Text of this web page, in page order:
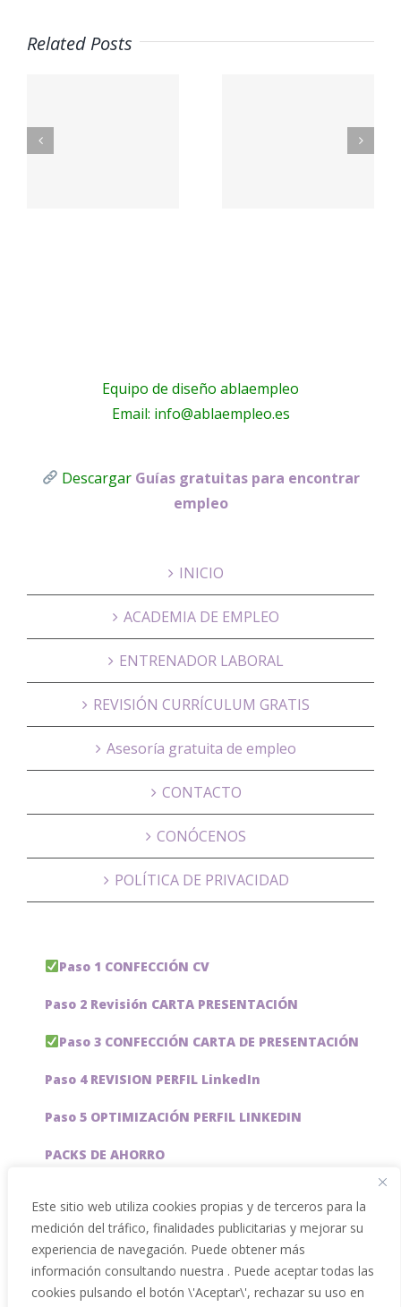
Este sitio web utiliza cookies propias y de terceros para la
medición del tráfico, finalidades publicitarias y mejorar su
experiencia de navegación. Puede obtener más
información consultando nuestra . Puede aceptar todas las
cookies pulsando el botón \'Aceptar\', rechazar su uso en
Related Posts
Usuario –
Equipo de diseño ablaempleo
Email: info@ablaempleo.es
Descargar Guías gratuitas para encontrar
empleo
INICIO
ACADEMIA DE EMPLEO
ENTRENADOR LABORAL
REVISIÓN CURRÍCULUM GRATIS
Asesoría gratuita de empleo
CONTACTO
CONÓCENOS
POLÍTICA DE PRIVACIDAD
Paso 1 CONFECCIÓN CV
Paso 2 Revisión CARTA PRESENTACIÓN
Paso 3 CONFECCIÓN CARTA DE PRESENTACIÓN
Paso 4 REVISION PERFIL LinkedIn
Paso 5 OPTIMIZACIÓN PERFIL LINKEDIN
PACKS DE AHORRO
Servicios especiales